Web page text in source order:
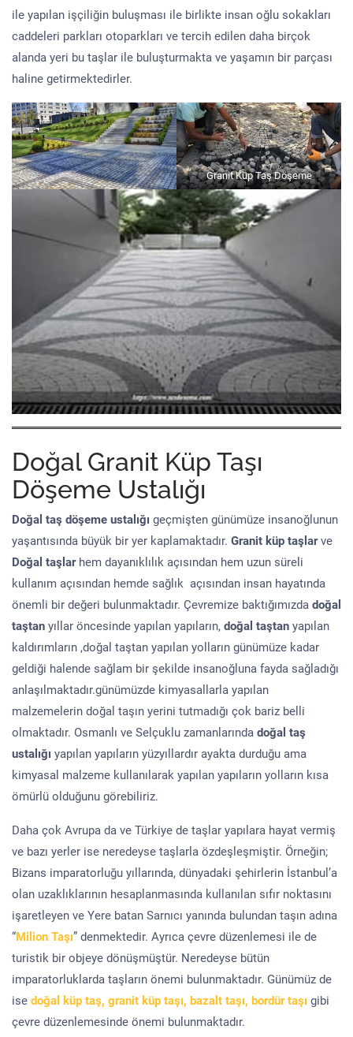
ile yapılan işçiliğin buluşması ile birlikte insan oğlu sokakları
caddeleri parkları otoparkları ve tercih edilen daha birçok
alanda yeri bu taşlar ile buluşturmakta ve yaşamın bir parçası
haline getirmektedirler.
Granit Küp Taş Döşeme
Doğal Granit Küp Taşı
Döşeme Ustalığı
Doğal taş döşeme ustalığı geçmişten günümüze insanoğlunun
yaşantısında büyük bir yer kaplamaktadır. Granit küp taşlarve
Doğal taşlar hem dayanıklılık açısından hem uzun süreli
kullanım açısından hemde sağlık açısından insan hayatında
önemli bir değeri bulunmaktadır. Çevremize baktığımızda doğal
taştan yıllar öncesinde yapılan yapıların, doğal taştan yapılan
kaldırımların ,doğal taştan yapılan yolların günümüze kadar
geldiği halende sağlam bir şekilde insanoğluna fayda sağladığı
anlaşılmaktadır.günümüzde kimyasallarla yapılan
malzemelerin doğal taşın yerini tutmadığı çok bariz belli
olmaktadır. Osmanlı ve Selçuklu zamanlarında doğal taş
ustalığı yapılan yapıların yüzyıllardır ayakta durduğu ama
kimyasal malzeme kullanılarak yapılan yapıların yolların kısa
ömürlü olduğunu görebiliriz.
Daha çok Avrupa da ve Türkiye de taşlar yapılara hayat vermiş
ve bazı yerler ise neredeyse taşlarla özdeşleşmiştir. Örneğin;
Bizans imparatorluğu yıllarında, dünyadaki şehirlerin İstanbul’a
olan uzaklıklarının hesaplanmasında kullanılan sıfır noktasını
işaretleyen ve Yere batan Sarnıcı yanında bulundan taşın adına
“Milion Taşı” denmektedir. Ayrıca çevre düzenlemesi ile de
turistik bir objeye dönüşmüştür. Neredeyse bütün
imparatorluklarda taşların önemi bulunmaktadır. Günümüz de
ise doğal küp taş, granit küp taşı, bazalt taşı, bordür taşı gibi
çevre düzenlemesinde önemi bulunmaktadır.